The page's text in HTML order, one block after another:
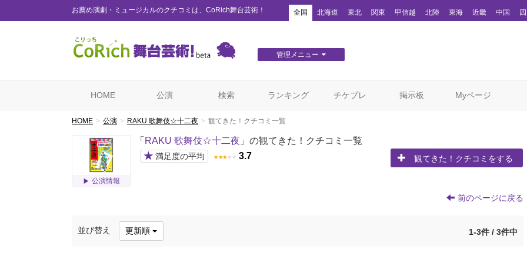
お薦め演劇・ミュージカルのクチコミは、CoRich舞台芸術！ 全国 北海道 東北 関東 甲信越 北陸 東海 近畿 中国
管理メニュー
HOME 公演 検索 ランキング チケプレ 掲示板 Myページ
HOME 公演 RAKU 歌舞伎☆十二夜 観てきた！クチコミ一覧
公演情報
「 RAKU 歌舞伎☆十二夜 」の観てきた！クチコミ一覧
★ 満足度の平均 ★ ★ ★ ★ ★ 3.7 観てきた！クチコミをする
前のページに戻る
並び替え 更新順 1-3件 / 3件中